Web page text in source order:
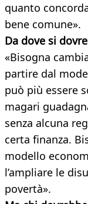
quanto
bene comune».
Da dove si
«Bisogna
partire dal
può più essere
magari
senza alcuna
certa finanza.
modello
l’ampliare le
povertà».